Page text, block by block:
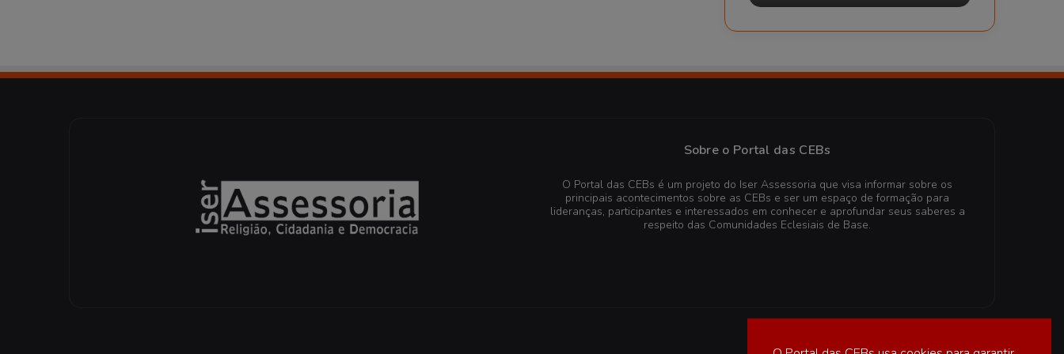
Sobre o Portal das CEBs
O Portal das CEBs é um projeto do Iser Assessoria que visa informar sobre os
principais acontecimentos sobre as CEBs e ser um espaço de formação para
lideranças, participantes e interessados em conhecer e aprofundar seus saberes a
respeito das Comunidades Eclesiais de Base.